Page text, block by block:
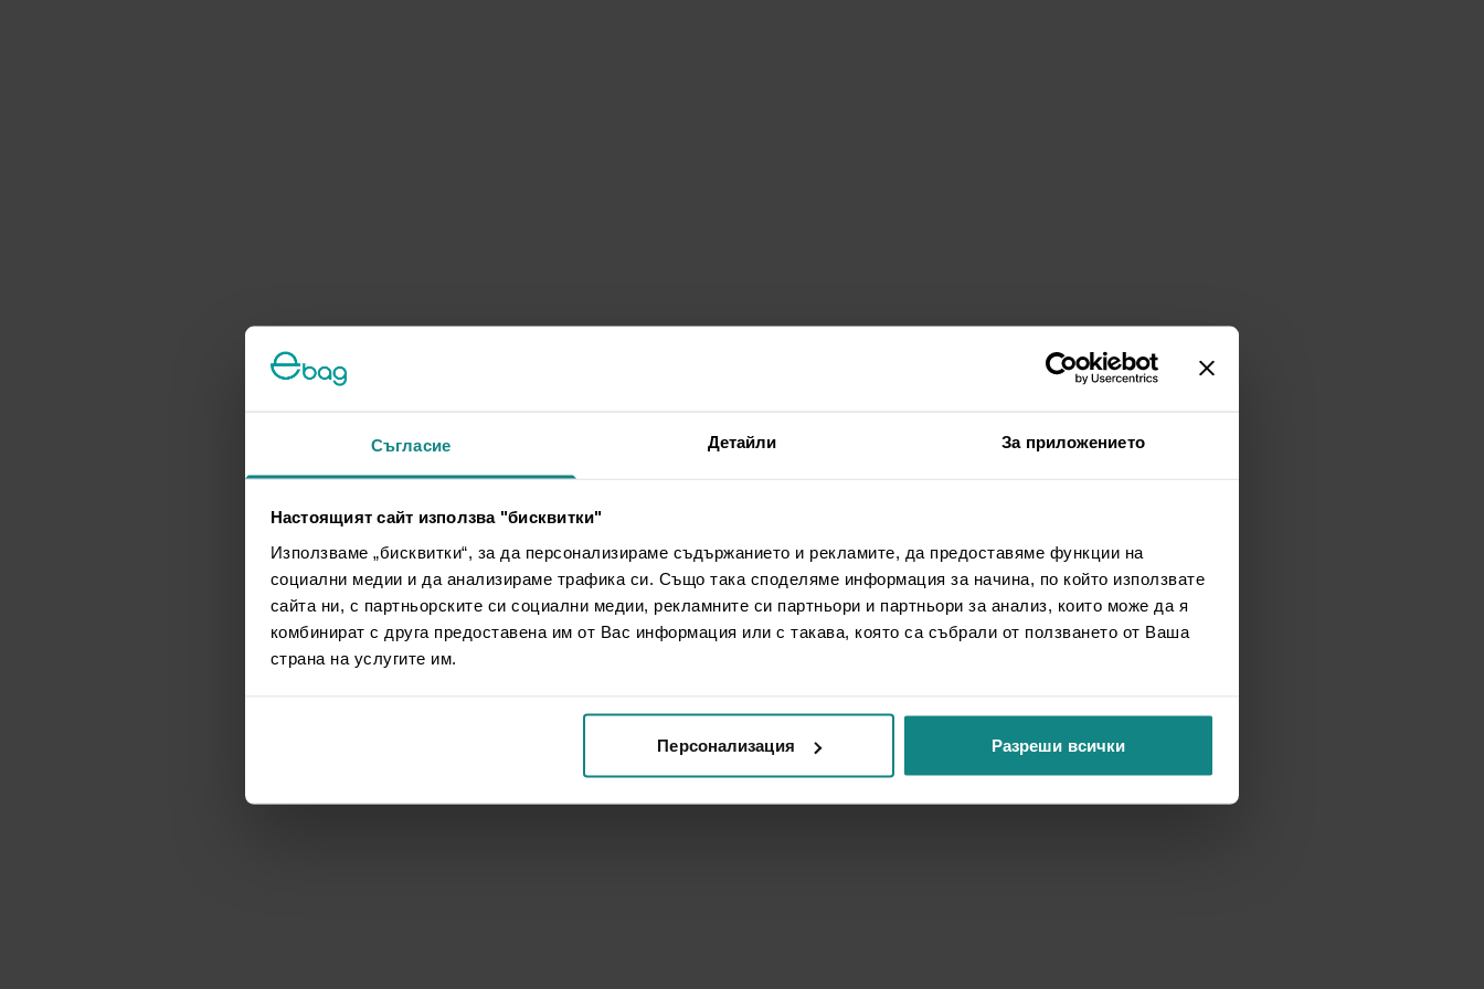
Съгласие Детайли За приложението
Настоящият сайт използва "бисквитки"
Използваме „бисквитки“, за да персонализираме съдържанието и рекламите, да предоставяме функции на
социални медии и да анализираме трафика си. Също така споделяме информация за начина, по който използвате
сайта ни, с партньорските си социални медии, рекламните си партньори и партньори за анализ, които може да я
комбинират с друга предоставена им от Вас информация или с такава, която са събрали от ползването от Ваша
страна на услугите им.
Персонализация Разреши всички